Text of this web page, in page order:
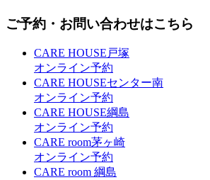
ご予約・お問い合わせはこちら
CARE HOUSE戸塚
オンライン予約
CARE HOUSEセンター南
オンライン予約
CARE HOUSE綱島
オンライン予約
CARE room茅ヶ崎
オンライン予約
CARE room 綱島